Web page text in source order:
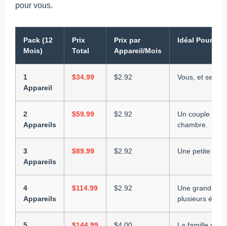
pour vous.
Pack (12
Mois)
Prix
Total
Prix par
Appareil/Mois
Idéal Pour
1
Appareil
$34.99 $2.92 Vous, et
2
Appareils
$59.99 $2.92
Un couple ou
chambre.
3
Appareils
$89.99 $2.92 Une petite
4
Appareils
$114.99 $2.92
Une grande
plusieurs